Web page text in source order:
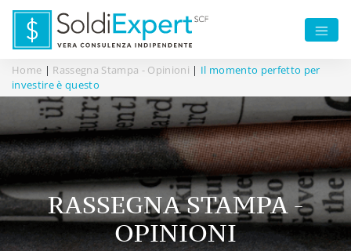
Home | Rassegna Stampa - Opinioni | Il momento perfetto per
investire è questo
RASSEGNA STAMPA -
OPINIONI